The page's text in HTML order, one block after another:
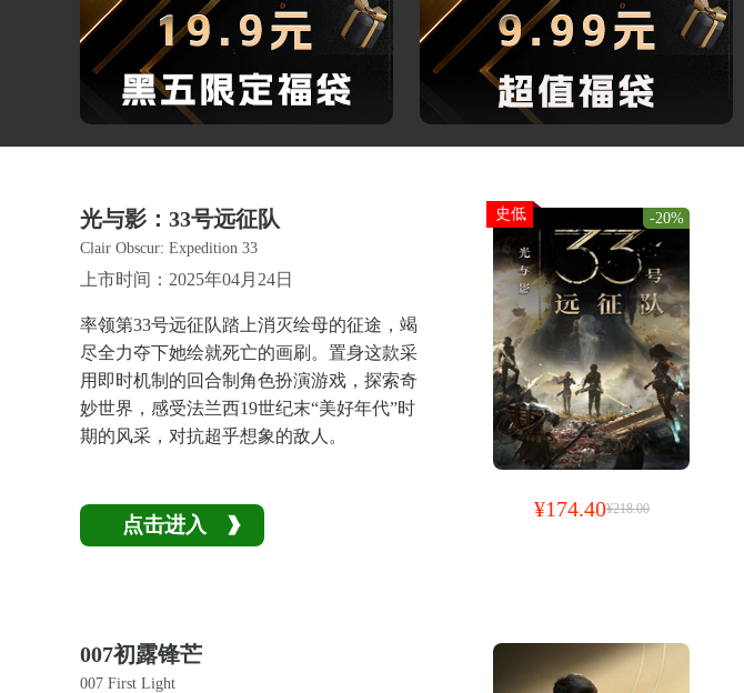
光与影：33号远征队
Clair Obscur: Expedition 33
上市时间：2025年04月24日
率领第33号远征队踏上消灭绘母的征途，竭
尽全力夺下她绘就死亡的画刷。置身这款采
用即时机制的回合制角色扮演游戏，探索奇
妙世界，感受法兰西19世纪末“美好年代”时
期的风采，对抗超乎想象的敌人。
点击进入
史低 -20%
¥174.40¥218.00
007初露锋芒
007 First Light